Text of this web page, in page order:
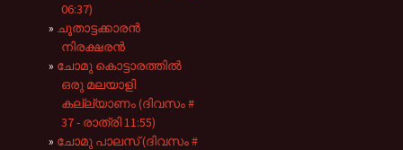
06:37)
ചൂതാട്ടക്കാരൻ
നിരക്ഷരൻ
ചോമു കൊട്ടാരത്തിൽ
ഒരു മലയാളി
കല്ല്യാണം (ദിവസം #
37 - രാത്രി 11:55)
ചോമു പാലസ് (ദിവസം #